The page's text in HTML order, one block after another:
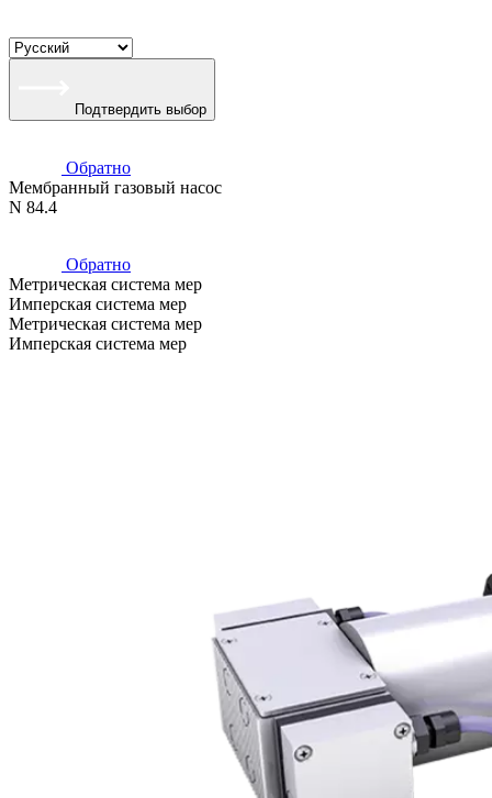
Подтвердить выбор
Обратно
Мембранный газовый насос
N 84.4
Обратно
Метрическая система мер
Имперская система мер
Метрическая система мер
Имперская система мер